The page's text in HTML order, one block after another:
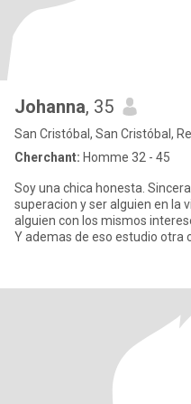
Johanna, 35
San Cristóbal, San Cristóbal,
Cherchant: Homme 32 - 45
Soy una chica honesta.
superacion y ser alguien en la
alguien con los mismos
Y ademas de eso estudio otra